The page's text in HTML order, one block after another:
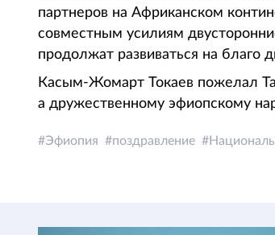
партнеров на Африканском
совместным усилиям
продолжат развиваться на благо
Касым-Жомарт Токаев пожелал
а дружественному эфиопскому
Эфиопия поздравление